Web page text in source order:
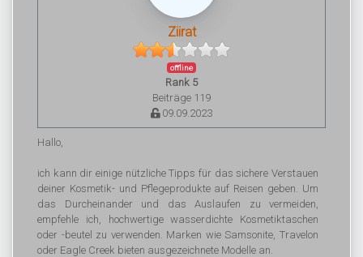
Ziirat
offline
Rank 5
Beiträge 119
09.09.2023
Hallo,
ich kann dir einige nützliche Tipps für das sichere Verstauen
deiner Kosmetik- und Pflegeprodukte auf Reisen geben. Um
das Durcheinander und das Auslaufen zu vermeiden,
empfehle ich, hochwertige wasserdichte Kosmetiktaschen
oder -beutel zu verwenden. Marken wie Samsonite, Travelon
oder Eagle Creek bieten ausgezeichnete Modelle an.